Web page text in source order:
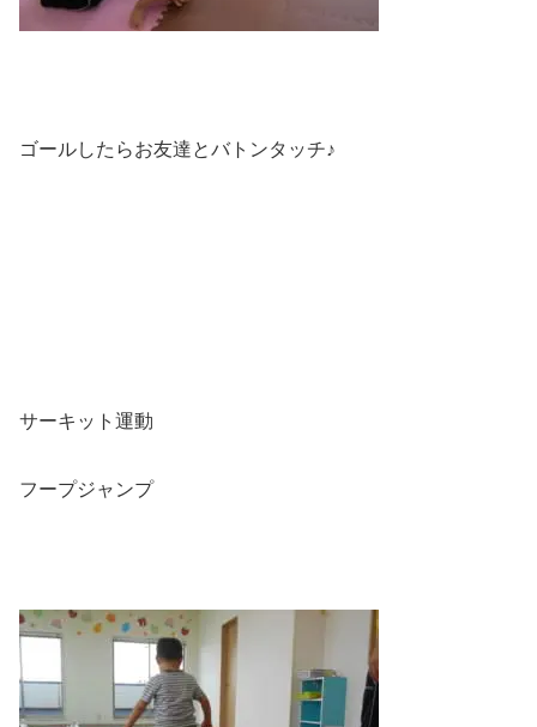
ゴールしたらお友達とバトンタッチ♪
サーキット運動
フープジャンプ